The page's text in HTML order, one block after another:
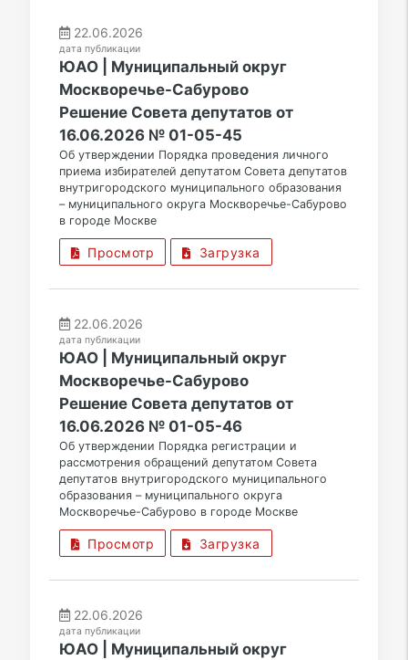
22.06.2026
дата публикации
ЮАО | Муниципальный округ
Москворечье-Сабурово
Решение Совета депутатов от
16.06.2026 № 01-05-45
Об утверждении Порядка проведения личного
приема избирателей депутатом Совета депутатов
внутригородского муниципального образования
– муниципального округа Москворечье-Сабурово
в городе Москве
Просмотр Загрузка
22.06.2026
дата публикации
ЮАО | Муниципальный округ
Москворечье-Сабурово
Решение Совета депутатов от
16.06.2026 № 01-05-46
Об утверждении Порядка регистрации и
рассмотрения обращений депутатом Совета
депутатов внутригородского муниципального
образования – муниципального округа
Москворечье-Сабурово в городе Москве
Просмотр Загрузка
22.06.2026
дата публикации
ЮАО | Муниципальный округ